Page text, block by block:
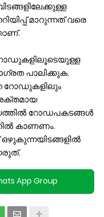
മാറുന്നത് വരെ
പാലിക്കുക.
റോഡുകളിലും
റോഡപകടങ്ങൾ
കാണണം.
App Group